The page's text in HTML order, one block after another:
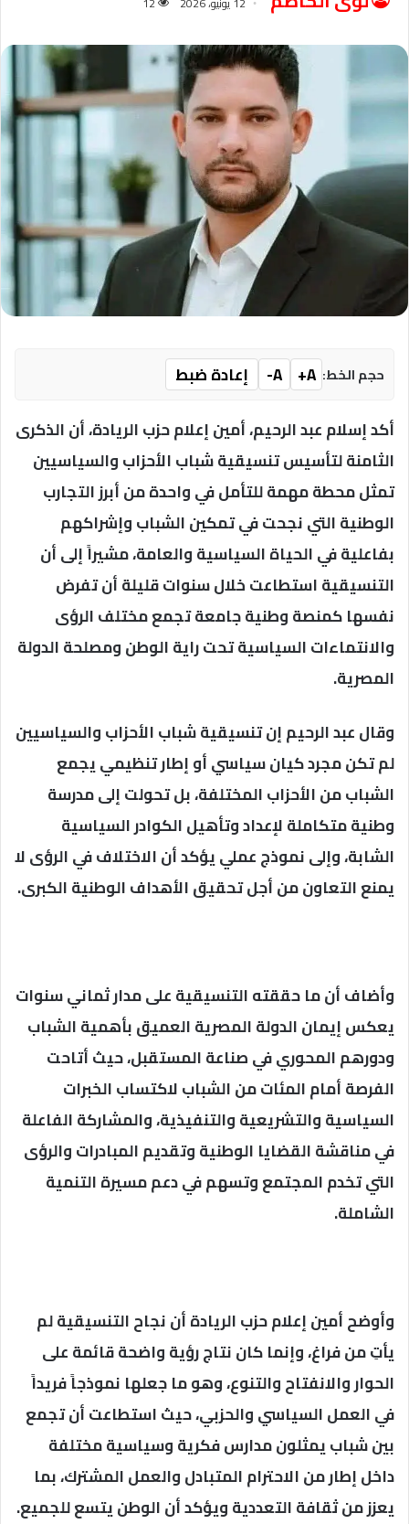
حجم الخط: A+
A-
إعادة ضبط
أكد إسلام عبد الرحيم، أمين إعلام حزب الريادة، أن الذكرى
الثامنة لتأسيس تنسيقية شباب الأحزاب والسياسيين
تمثل محطة مهمة للتأمل في واحدة من أبرز التجارب
الوطنية التي نجحت في تمكين الشباب وإشراكهم
بفاعلية في الحياة السياسية والعامة، مشيراً إلى أن
التنسيقية استطاعت خلال سنوات قليلة أن تفرض
نفسها كمنصة وطنية جامعة تجمع مختلف الرؤى
والانتماءات السياسية تحت راية الوطن ومصلحة الدولة
المصرية.
وقال عبد الرحيم إن تنسيقية شباب الأحزاب والسياسيين
لم تكن مجرد كيان سياسي أو إطار تنظيمي يجمع
الشباب من الأحزاب المختلفة، بل تحولت إلى مدرسة
وطنية متكاملة لإعداد وتأهيل الكوادر السياسية
الشابة، وإلى نموذج عملي يؤكد أن الاختلاف في الرؤى لا
يمنع التعاون من أجل تحقيق الأهداف الوطنية الكبرى.
وأضاف أن ما حققته التنسيقية على مدار ثماني سنوات
يعكس إيمان الدولة المصرية العميق بأهمية الشباب
ودورهم المحوري في صناعة المستقبل، حيث أتاحت
الفرصة أمام المئات من الشباب لاكتساب الخبرات
السياسية والتشريعية والتنفيذية، والمشاركة الفاعلة
في مناقشة القضايا الوطنية وتقديم المبادرات والرؤى
التي تخدم المجتمع وتسهم في دعم مسيرة التنمية
الشاملة.
وأوضح أمين إعلام حزب الريادة أن نجاح التنسيقية لم
يأتِ من فراغ، وإنما كان نتاج رؤية واضحة قائمة على
الحوار والانفتاح والتنوع، وهو ما جعلها نموذجاً فريداً
في العمل السياسي والحزبي، حيث استطاعت أن تجمع
بين شباب يمثلون مدارس فكرية وسياسية مختلفة
داخل إطار من الاحترام المتبادل والعمل المشترك، بما
يعزز من ثقافة التعددية ويؤكد أن الوطن يتسع للجميع.